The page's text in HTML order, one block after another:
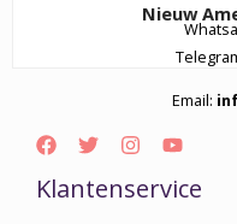
Nieuw
Email:
Klantenservice